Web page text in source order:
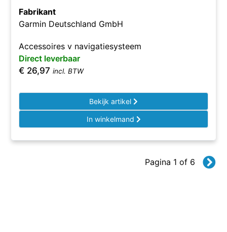
Fabrikant
Garmin Deutschland GmbH
Accessoires v navigatiesysteem
Direct leverbaar
€ 26,97 incl. BTW
Bekijk artikel
In winkelmand
Pagina 1 of 6